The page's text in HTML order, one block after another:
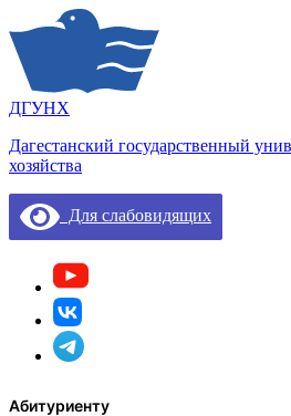
ДГУНХ
Дагестанский государственный
хозяйства
Для слабовидящих
Абитуриенту